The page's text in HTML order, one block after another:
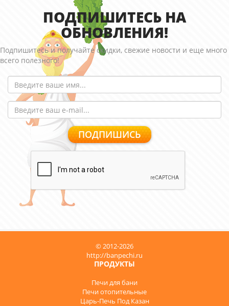
ПОДПИШИТЕСЬ НА
ОБНОВЛЕНИЯ!
Подпишитесь и получайте скидки, свежие новости и еще много
всего полезного!
© 2012-2026
http://banpechi.ru
ПРОДУКТЫ
Печи для бани
Печи отопительные
Царь-Печь Под Казан